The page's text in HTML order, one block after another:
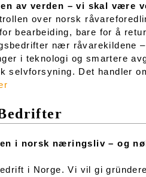
av verden – vi skal være
over norsk
bearbeiding, bare for å
nær råvarekildene
i teknologi og smartere
selvforsyning. Det handler
i norsk næringsliv – og
i Norge. Vi vil gi